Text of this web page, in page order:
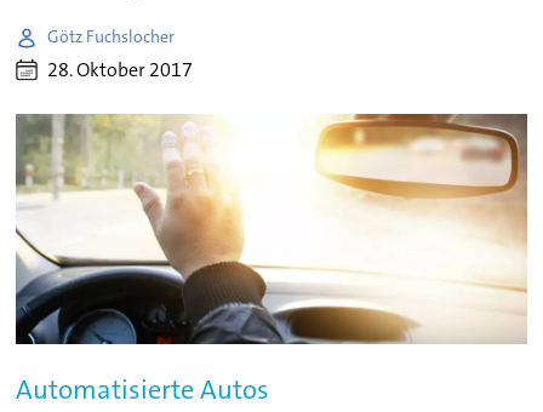
Götz Fuchslocher
28. Oktober 2017
Automatisierte Autos